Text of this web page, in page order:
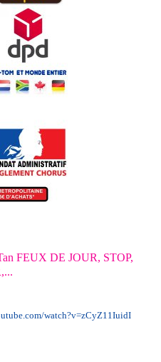
FEUX DE JOUR, STOP,
watch?v=zCyZ11IuidI